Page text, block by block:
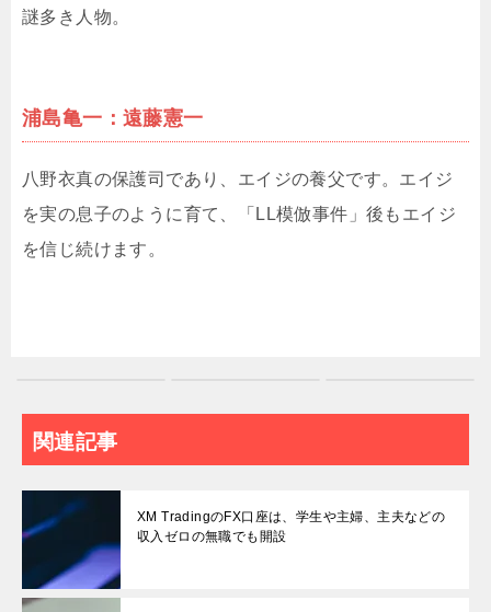
謎多き人物。
浦島亀一：遠藤憲一
八野衣真の保護司であり、エイジの養父です。エイジ
を実の息子のように育て、「LL模倣事件」後もエイジ
を信じ続けます。
関連記事
XM TradingのFX口座は、学生や主婦、主夫などの
収入ゼロの無職でも開設